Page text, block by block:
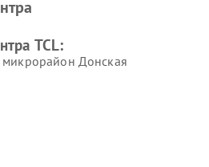
TCL:
микрорайон Донская